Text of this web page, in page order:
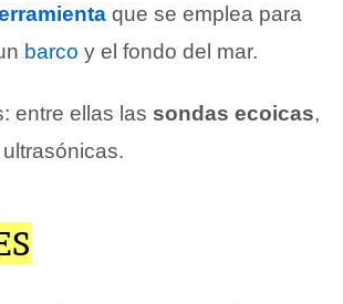
que se emplea para
barco y el fondo del mar.
entre ellas las sondas ecoicas,